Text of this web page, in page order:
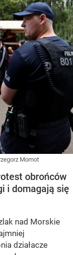
Momot
obrońców
i domagają się
nad Morskie
działacze